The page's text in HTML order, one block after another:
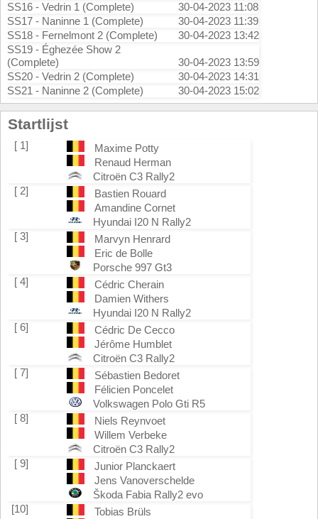
SS16 - Vedrin 1 (Complete)
30-04-2023 11:08
SS17 - Naninne 1 (Complete)
30-04-2023 11:39
SS18 - Fernelmont 2 (Complete)
30-04-2023 13:42
SS19 - Éghezée Show 2
(Complete)
30-04-2023 13:59
SS20 - Vedrin 2 (Complete)
30-04-2023 14:31
SS21 - Naninne 2 (Complete)
30-04-2023 15:02
Startlijst
[ 1]
Maxime Potty
Renaud Herman
Citroën C3 Rally2
[ 2]
Bastien Rouard
Amandine Cornet
Hyundai I20 N Rally2
[ 3]
Marvyn Henrard
Eric de Bolle
Porsche 997 Gt3
[ 4]
Cédric Cherain
Damien Withers
Hyundai I20 N Rally2
[ 6]
Cédric De Cecco
Jérôme Humblet
Citroën C3 Rally2
[ 7]
Sébastien Bedoret
Félicien Poncelet
Volkswagen Polo Gti R5
[ 8]
Niels Reynvoet
Willem Verbeke
Citroën C3 Rally2
[ 9]
Junior Planckaert
Jens Vanoverschelde
Škoda Fabia Rally2 evo
[10]
Tobias Brüls